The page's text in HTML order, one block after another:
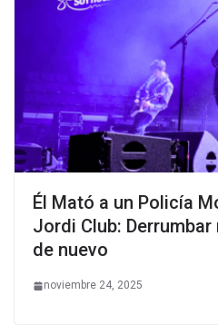
Él Mató a un Policía
Jordi Club:
de nuevo
noviembre 24, 2025